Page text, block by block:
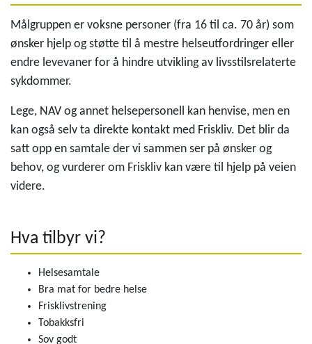
Målgruppen er voksne personer (fra 16 til ca. 70 år) som
ønsker hjelp og støtte til å mestre helseutfordringer eller
endre levevaner for å hindre utvikling av livsstilsrelaterte
sykdommer.
Lege, NAV og annet helsepersonell kan henvise, men en
kan også selv ta direkte kontakt med Friskliv. Det blir da
satt opp en samtale der vi sammen ser på ønsker og
behov, og vurderer om Friskliv kan være til hjelp på veien
videre.
Hva tilbyr vi?
Helsesamtale
Bra mat for bedre helse
Frisklivstrening
Tobakksfri
Sov godt